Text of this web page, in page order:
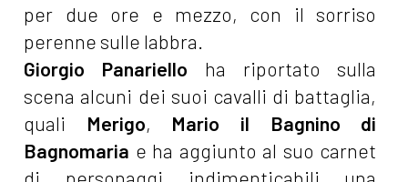
per due ore e mezzo, con il sorriso
perenne sulle labbra.
Giorgio Panariello ha riportato sulla
scena alcuni dei suoi cavalli di battaglia,
quali Merigo, Mario il Bagnino di
Bagnomaria e ha aggiunto al suo carnet